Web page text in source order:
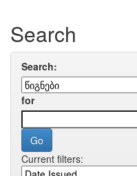
Search
Search:
for
Current filters: